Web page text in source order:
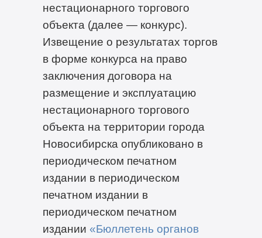
нестационарного торгового
объекта (далее — конкурс).
Извещение о результатах торгов
в форме конкурса на право
заключения договора на
размещение и эксплуатацию
нестационарного торгового
объекта на территории города
Новосибирска опубликовано в
периодическом печатном
издании в периодическом
печатном издании в
периодическом печатном
издании «Бюллетень органов